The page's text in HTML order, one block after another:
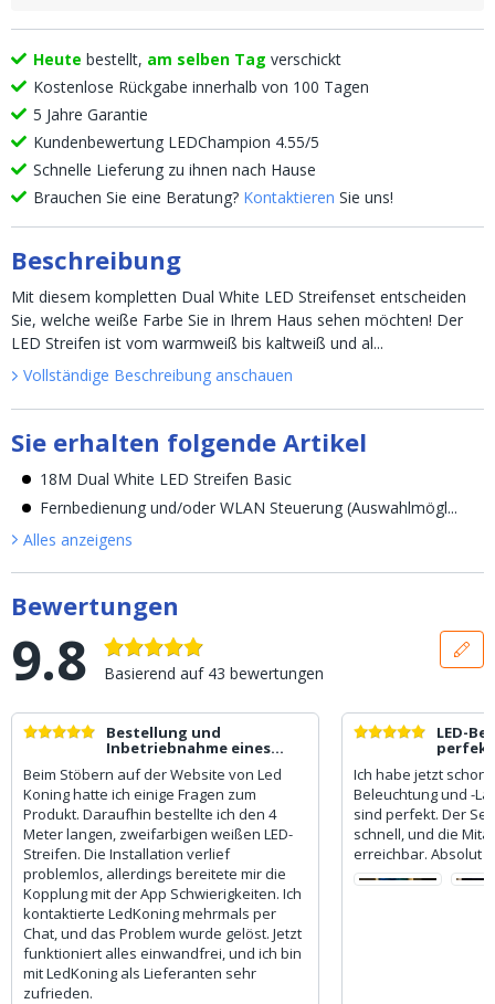
Heute bestellt, am selben Tag verschickt
Kostenlose Rückgabe innerhalb von 100 Tagen
5 Jahre Garantie
Kundenbewertung LEDChampion 4.55/5
Schnelle Lieferung zu ihnen nach Hause
Brauchen Sie eine Beratung? Kontaktieren Sie uns!
Beschreibung
Mit diesem kompletten Dual White LED Streifenset entscheiden
Sie, welche weiße Farbe Sie in Ihrem Haus sehen möchten! Der
LED Streifen ist vom warmweiß bis kaltweiß und al...
Vollständige Beschreibung anschauen
Sie erhalten folgende Artikel
18M Dual White LED Streifen Basic
Fernbedienung und/oder WLAN Steuerung (Auswahlmögl...
Alles anzeigens
Bewertungen
9.8 Basierend auf 43 bewertungen
Bestellung und
Inbetriebnahme eines
Streifens.
Beim Stöbern auf der Website von Led
Koning hatte ich einige Fragen zum
Produkt. Daraufhin bestellte ich den 4
Meter langen, zweifarbigen weißen LED-
Streifen. Die Installation verlief
problemlos, allerdings bereitete mir die
Kopplung mit der App Schwierigkeiten. Ich
kontaktierte LedKoning mehrmals per
Chat, und das Problem wurde gelöst. Jetzt
funktioniert alles einwandfrei, und ich bin
mit LedKoning als Lieferanten sehr
zufrieden.
LED-
perfekt
Ich habe jetzt schon
Beleuchtung und -
sind perfekt. Der
schnell, und die
erreichbar. Absolut